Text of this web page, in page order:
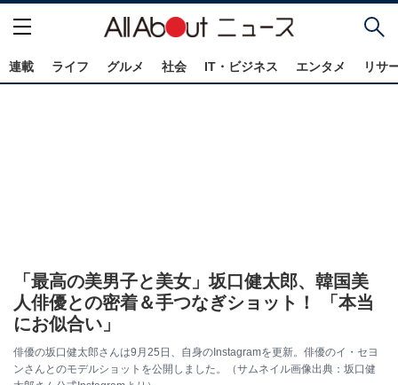
連載 ライフ グルメ 社会 IT・ビジネス エンタメ リサ
「最高の美男子と美女」坂口健太郎、韓国美
人俳優との密着＆手つなぎショット！ 「本当
にお似合い」
俳優の坂口健太郎さんは9月25日、自身のInstagramを更新。俳優のイ・セヨ
ンさんとのモデルショットを公開しました。（サムネイル画像出典：坂口健